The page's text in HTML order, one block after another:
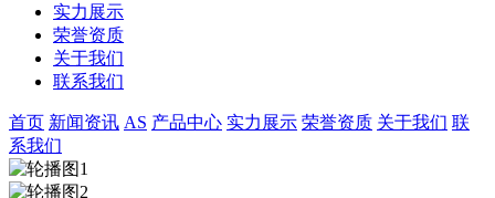
实力展示
荣誉资质
关于我们
联系我们
首页 新闻资讯 AS 产品中心 实力展示 荣誉资质 关于我们 联
系我们